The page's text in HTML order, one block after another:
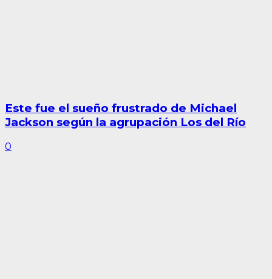
Este fue el sueño frustrado de Michael
Jackson según la agrupación Los del Río
0